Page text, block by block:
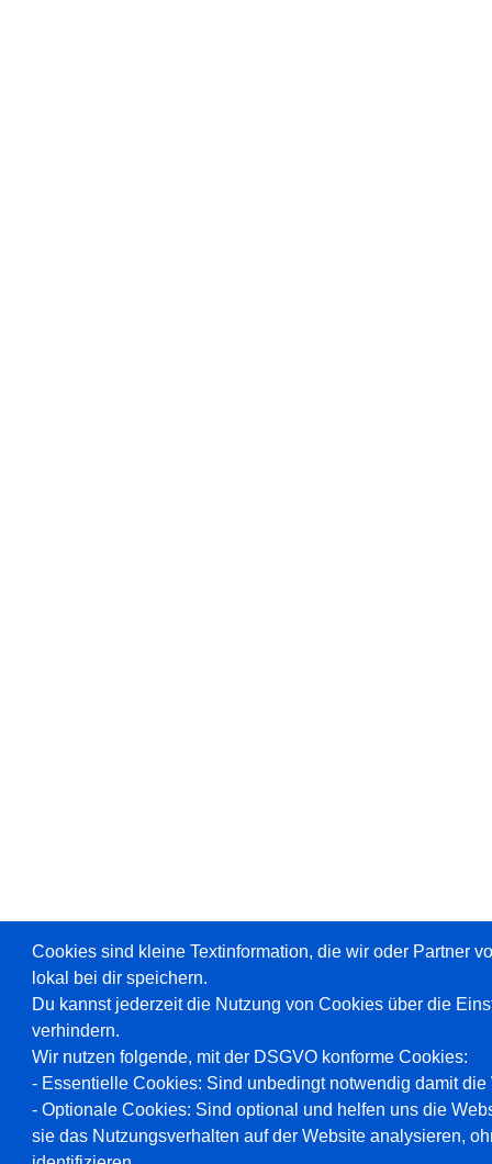
Cookies sind kleine Textinformation, die wir oder Partner
lokal bei dir speichern.
Du kannst jederzeit die Nutzung von Cookies über die
verhindern.
Wir nutzen folgende, mit der DSGVO konforme Cookies:
- Essentielle Cookies: Sind unbedingt notwendig damit
- Optionale Cookies: Sind optional und helfen uns die
sie das Nutzungsverhalten auf der Website analysieren,